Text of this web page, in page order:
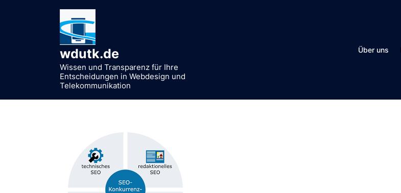
wdutk.de
Wissen und Transparenz für Ihre
Entscheidungen in Webdesign und
Telekommunikation
Über uns